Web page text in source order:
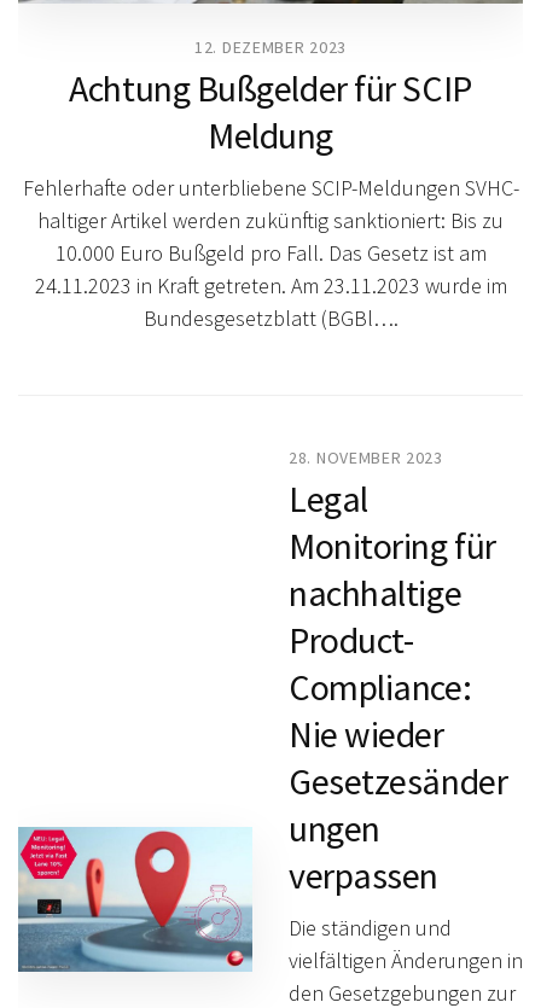
12. DEZEMBER 2023
Achtung Bußgelder für SCIP
Meldung
Fehlerhafte oder unterbliebene SCIP-Meldungen SVHC-
haltiger Artikel werden zukünftig sanktioniert: Bis zu
10.000 Euro Bußgeld pro Fall. Das Gesetz ist am
24.11.2023 in Kraft getreten. Am 23.11.2023 wurde im
Bundesgesetzblatt (BGBl….
28. NOVEMBER 2023
Legal
Monitoring für
nachhaltige
Product-
Compliance:
Nie wieder
Gesetzesänder
ungen
verpassen
Die ständigen und
vielfältigen Änderungen in
den Gesetzgebungen zur